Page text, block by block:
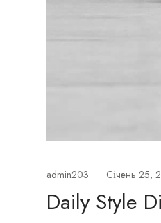
admin203 Січень 25,
Daily Style